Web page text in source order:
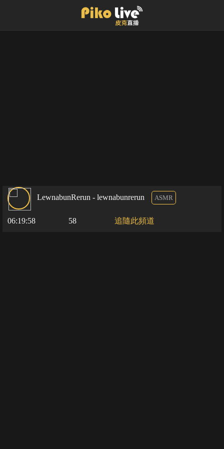
LewnabunRerun - lewnabunrerun ASMR
06:19:58 58 追隨此頻道